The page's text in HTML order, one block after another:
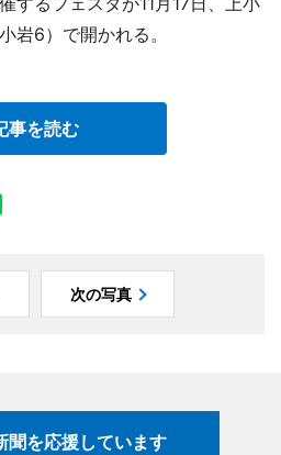
岩6）で開かれる。
事を読む
次の写真
聞を応援しています